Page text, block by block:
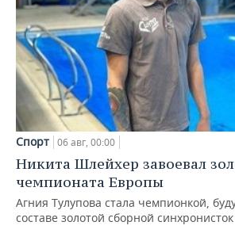
Спорт 06 авг, 00:00
Никита Шлейхер завоевал
чемпионата Европы
Агния Тулупова стала чемпионкой,
составе золотой сборной синхронисток